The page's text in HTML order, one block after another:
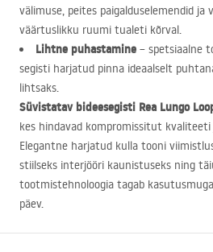
välimuse, peites paigalduselemendid ja
väärtuslikku ruumi tualeti kõrval.
Lihtne puhastamine – spetsiaalne
segisti harjatud pinna ideaalselt
lihtsaks.
Süvistatav bideesegisti Rea Lungo
kes hindavad kompromissitut
Elegantne harjatud kulla tooni
stiilseks interjööri kaunistuseks ning
tootmistehnoloogia tagab
päev.